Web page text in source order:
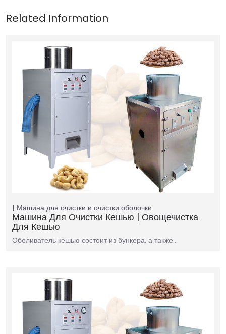
Машина для очистки и очистки оболочки
Машина Для Очистки Кешью | Овощечистка
Для Кешью
Обеливатель кешью состоит из бункера, а также…